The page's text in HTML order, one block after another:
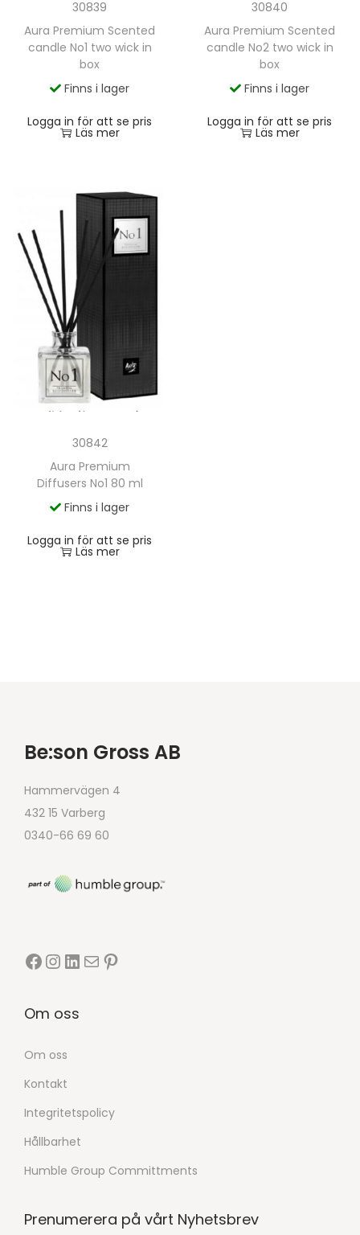
30839
Aura Premium Scented
candle No1 two wick in
box
Finns i lager
Logga in för att se pris
Läs mer
30840
Aura Premium Scented
candle No2 two wick in
box
Finns i lager
Logga in för att se pris
Läs mer
30842
Aura Premium
Diffusers No1 80 ml
Finns i lager
Logga in för att se pris
Läs mer
Be:son Gross AB
Hammervägen 4
432 15 Varberg
0340-66 69 60
Om oss
Om oss
Kontakt
Integritetspolicy
Hållbarhet
Humble Group Committments
Prenumerera på vårt Nyhetsbrev